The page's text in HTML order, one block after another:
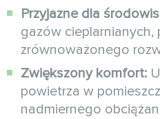
Przyjazne dla
gazów cieplarnianych,
zrównoważonego
Zwiększony komfort:
powietrza w
nadmiernego